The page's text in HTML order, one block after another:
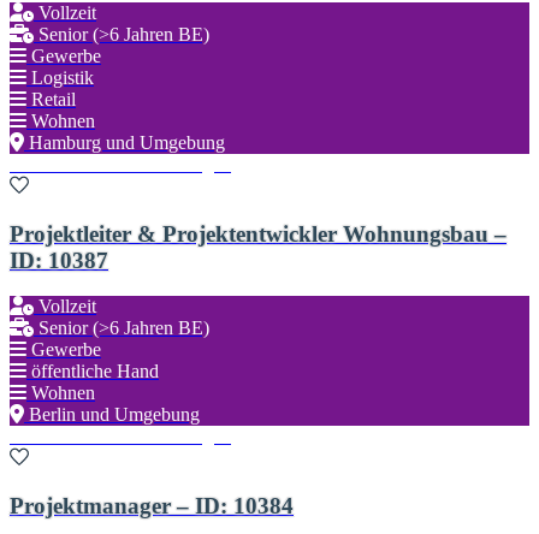
Vollzeit
Senior (>6 Jahren BE)
Gewerbe
Logistik
Retail
Wohnen
Hamburg und Umgebung
Projektleiter & Projektentwickler Wohnungsbau –
ID: 10387
Vollzeit
Senior (>6 Jahren BE)
Gewerbe
öffentliche Hand
Wohnen
Berlin und Umgebung
Projektmanager – ID: 10384